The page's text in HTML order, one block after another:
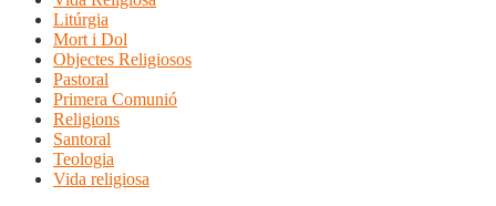
Litúrgia
Mort i Dol
Objectes Religiosos
Pastoral
Primera Comunió
Religions
Santoral
Teologia
Vida religiosa